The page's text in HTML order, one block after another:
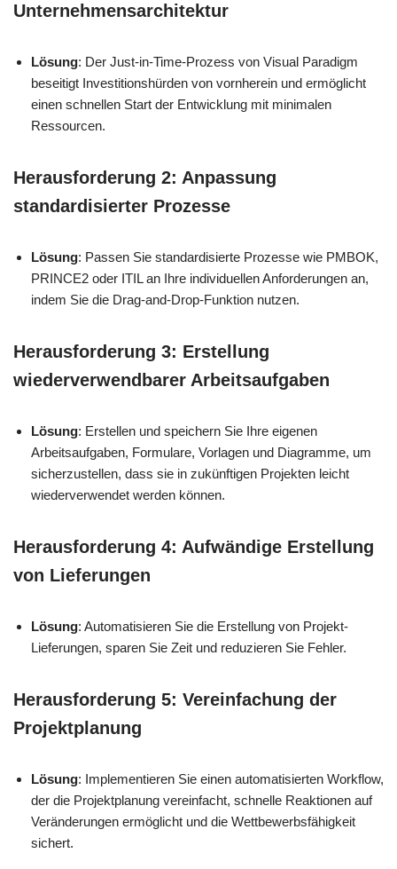
Unternehmensarchitektur
Lösung: Der Just-in-Time-Prozess von Visual Paradigm
beseitigt Investitionshürden von vornherein und ermöglicht
einen schnellen Start der Entwicklung mit minimalen
Ressourcen.
Herausforderung 2: Anpassung
standardisierter Prozesse
Lösung: Passen Sie standardisierte Prozesse wie PMBOK,
PRINCE2 oder ITIL an Ihre individuellen Anforderungen an,
indem Sie die Drag-and-Drop-Funktion nutzen.
Herausforderung 3: Erstellung
wiederverwendbarer Arbeitsaufgaben
Lösung: Erstellen und speichern Sie Ihre eigenen
Arbeitsaufgaben, Formulare, Vorlagen und Diagramme, um
sicherzustellen, dass sie in zukünftigen Projekten leicht
wiederverwendet werden können.
Herausforderung 4: Aufwändige Erstellung
von Lieferungen
Lösung: Automatisieren Sie die Erstellung von Projekt-
Lieferungen, sparen Sie Zeit und reduzieren Sie Fehler.
Herausforderung 5: Vereinfachung der
Projektplanung
Lösung: Implementieren Sie einen automatisierten Workflow,
der die Projektplanung vereinfacht, schnelle Reaktionen auf
Veränderungen ermöglicht und die Wettbewerbsfähigkeit
sichert.